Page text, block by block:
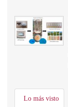
Lo más visto